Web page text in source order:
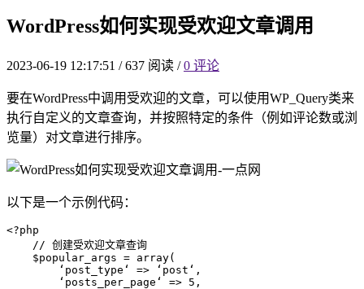
WordPress如何实现受欢迎文章调用
2023-06-19 12:17:51 /637 阅读 / 0 评论
要在WordPress中调用受欢迎的文章，可以使用WP_Query类来
执行自定义的文章查询，并按照特定的条件（例如评论数或浏
览量）对文章进行排序。
以下是一个示例代码：
<?php
    // 创建受欢迎文章查询
    $popular_args = array(
        ‘post_type‘ => ‘post‘,
        ‘posts_per_page‘ => 5,